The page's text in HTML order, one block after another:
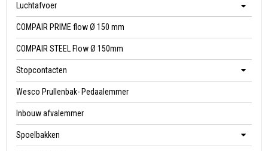
Luchtafvoer
COMPAIR PRIME flow Ø 150 mm
COMPAIR STEEL Flow Ø 150mm
Stopcontacten
Wesco Prullenbak- Pedaalemmer
Inbouw afvalemmer
Spoelbakken